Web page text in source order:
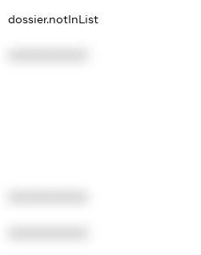
dossier.notInList